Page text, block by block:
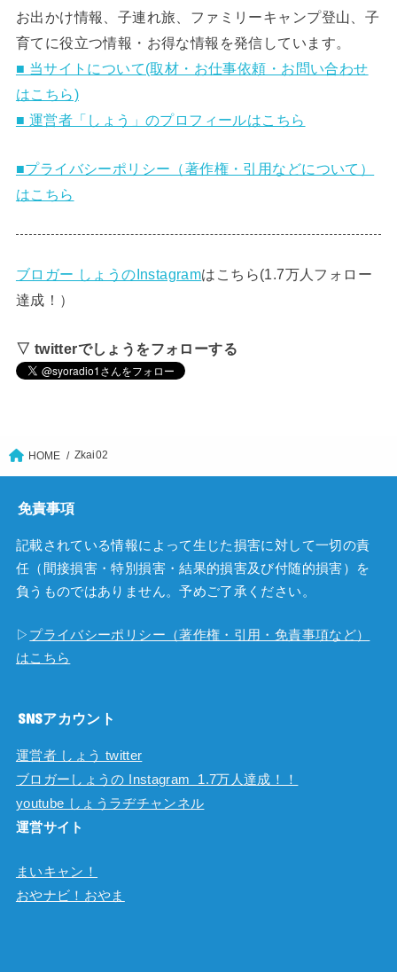
お出かけ情報、子連れ旅、ファミリーキャンプ登山、子
育てに役立つ情報・お得な情報を発信しています。
■ 当サイトについて(取材・お仕事依頼・お問い合わせ
はこちら)
■ 運営者「しょう」のプロフィールはこちら
■プライバシーポリシー（著作権・引用などについて）
はこちら
ブロガー しょうのInstagramはこちら(1.7万人フォロー
達成！）
▽ twitterでしょうをフォローする
HOME Zkai02
免責事項
記載されている情報によって生じた損害に対して一切の責
任（間接損害・特別損害・結果的損害及び付随的損害）を
負うものではありません。予めご了承ください。
▷ プライバシーポリシー（著作権・引用・免責事項など）
はこちら
SNSアカウント
運営者 しょう twitter
ブロガーしょうの Instagram 1.7万人達成！！
youtube しょうラヂチャンネル
運営サイト
まいキャン！
おやナビ！おやま